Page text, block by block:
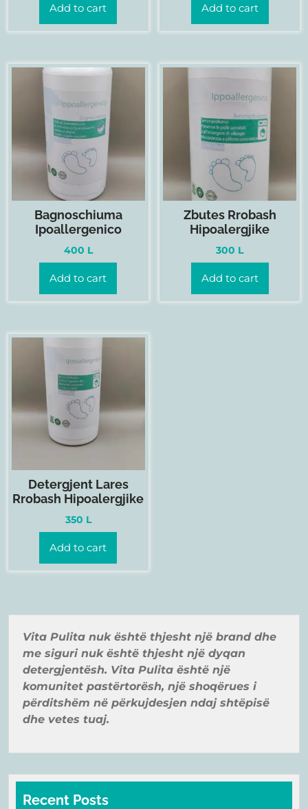
Add to cart Add to cart
Bagnoschiuma
Ipoallergenico
400 L
Add to cart
Zbutes Rrobash
Hipoalergjike
300 L
Add to cart
Detergjent Lares
Rrobash Hipoalergjike
350 L
Add to cart
Vita Pulita nuk është thjesht një brand dhe
me siguri nuk është thjesht një dyqan
detergjentësh. Vita Pulita është një
komunitet pastërtorësh, një shoqërues i
përditshëm në përkujdesjen ndaj shtëpisë
dhe vetes tuaj.
Recent Posts